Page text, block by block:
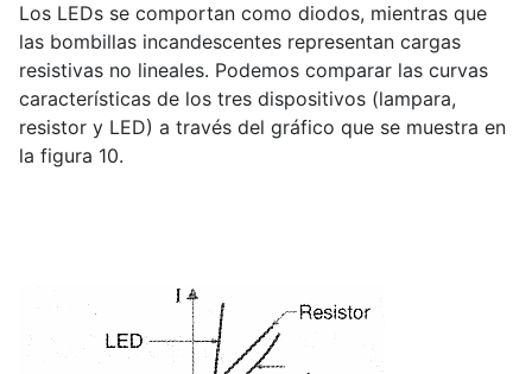
Los LEDs se comportan como diodos, mientras que
las bombillas incandescentes representan cargas
resistivas no lineales. Podemos comparar las curvas
características de los tres dispositivos (lampara,
resistor y LED) a través del gráfico que se muestra en
la figura 10.